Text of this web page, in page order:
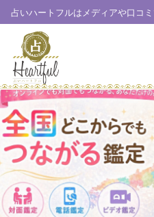
占いハートフルはメディアや口コ